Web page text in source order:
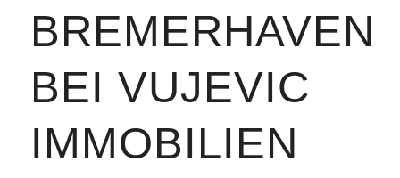
BREMERHAVEN
BEI VUJEVIC
IMMOBILIEN